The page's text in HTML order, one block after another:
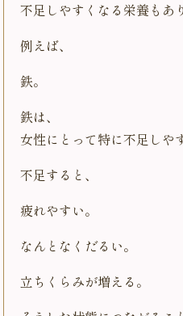
不足しやすくなる栄養もあ
例えば、
鉄。
鉄は、
女性にとって特に不足しや
不足すると、
疲れやすい。
なんとなくだるい。
立ちくらみが増える。